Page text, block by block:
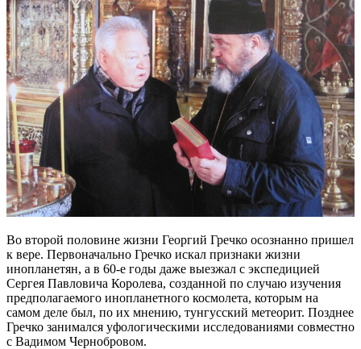
Во второй половине жизни Георгий Гречко осознанно пришел
к вере. Первоначально Гречко искал признаки жизни
инопланетян, а в 60-е годы даже выезжал с экспедицией
Сергея Павловича Королева, созданной по случаю изучения
предполагаемого инопланетного космолета, которым на
самом деле был, по их мнению, тунгусский метеорит. Позднее
Гречко занимался уфологическими исследованиями совместно
с Вадимом Чернобровом.